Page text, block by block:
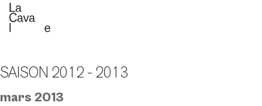
SAISON 2012 - 2013
mars 2013